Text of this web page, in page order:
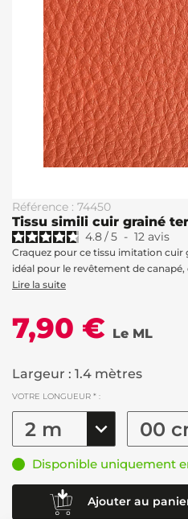
Référence : 74450
Tissu simili cuir grainé
4.8/5 - 12 avis
Craquez pour ce tissu imitation cuir
idéal pour le revêtement de canapé,
Lire la suite
7,90 € Le ML
Largeur : 1.4 mètres
VOTRE LONGUEUR * :
Disponible uniquement
Ajouter au